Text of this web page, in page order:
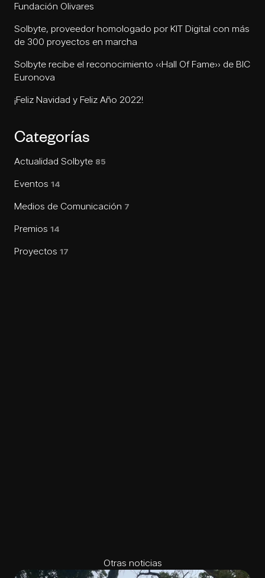
Fundación Olivares
Solbyte, proveedor homologado por KIT Digital con más
de 300 proyectos en marcha
Solbyte recibe el reconocimiento «Hall Of Fame» de BIC
Euronova
¡Feliz Navidad y Feliz Año 2022!
Categorías
Actualidad Solbyte 85
Eventos 14
Medios de Comunicación 7
Premios 14
Proyectos 17
Otras noticias